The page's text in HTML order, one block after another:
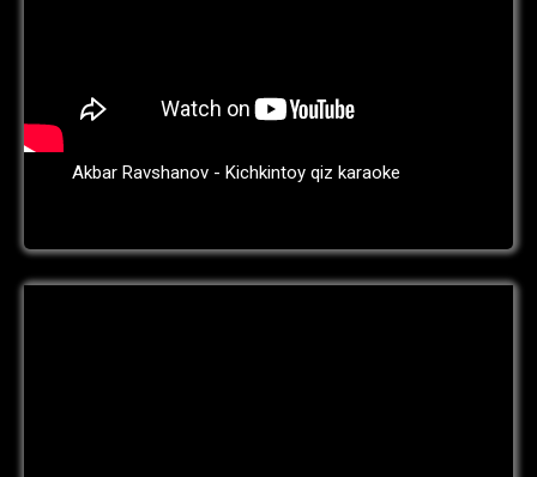
Akbar Ravshanov - Kichkintoy qiz karaoke